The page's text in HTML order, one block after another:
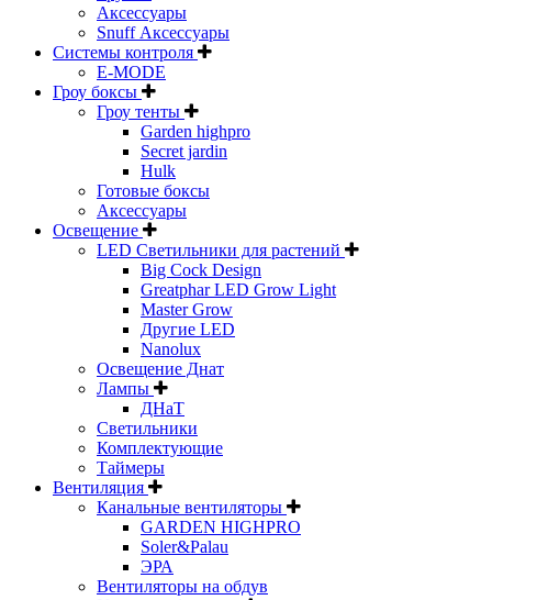
Аксессуары
Snuff Аксессуары
Системы контроля
E-MODE
Гроу боксы
Гроу тенты
Garden highpro
Secret jardin
Hulk
Готовые боксы
Аксессуары
Освещение
LED Светильники для растений
Big Cock Design
Greatphar LED Grow Light
Master Grow
Другие LED
Nanolux
Освещение Днат
Лампы
ДНаТ
Светильники
Комплектующие
Таймеры
Вентиляция
Канальные вентиляторы
GARDEN HIGHPRO
Soler&Palau
ЭРА
Вентиляторы на обдув